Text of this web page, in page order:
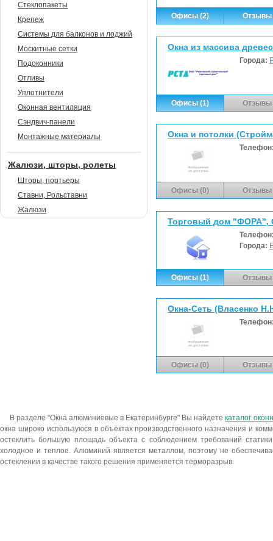
Офисы (2) Отзывы
Города:
Офисы (1) Отзывы
Окна и потолки
Офисы (0) Отзывы
Торговый дом "ФОРА",
Города:
Офисы (1) Отзывы
Окна-Сеть (Власенко
Офисы (0) Отзывы
Стеклопакеты
Крепеж
Системы для балконов и лоджий
Москитные сетки
Подоконники
Отливы
Уплотнители
Оконная вентиляция
Сэндвич-панели
Монтажные материалы
Жалюзи, шторы, ролеты
Шторы, портьеры
Ставни, Рольставни
Жалюзи
В разделе "Окна алюминиевые в Екатеринбурге" Вы найдетекаталог
окна широко используюся в объектах производственного назначения и
остеклить большую площадь объекта с соблюдением требований
холодное и теплое. Алюминий является металлом, поэтому не
остеклении в качестве такого решения применяется терморазрыв.